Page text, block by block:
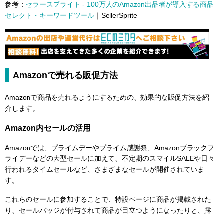
参考： セラースプライト - 100万人のAmazon出品者が導入する商品
セレクト・キーワードツール ｜SellerSprite
Amazonで売れる販促方法
Amazonで商品を売れるようにするための、効果的な販促方法を紹
介します。
Amazon内セールの活用
Amazonでは、プライムデーやプライム感謝祭、Amazonブラックフ
ライデーなどの大型セールに加えて、不定期のスマイルSALEや日々
行われるタイムセールなど、さまざまなセールが開催されていま
す。
これらのセールに参加することで、特設ページに商品が掲載された
り、セールバッジが付与されて商品が目立つようになったりと、露